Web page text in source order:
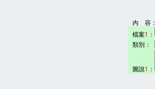
內 容：
檔案1 ：
類別：
圖說1 ：